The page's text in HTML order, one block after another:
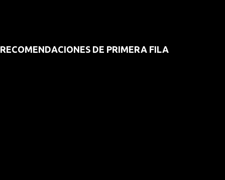
RECOMENDACIONES DE PRIMERA FILA